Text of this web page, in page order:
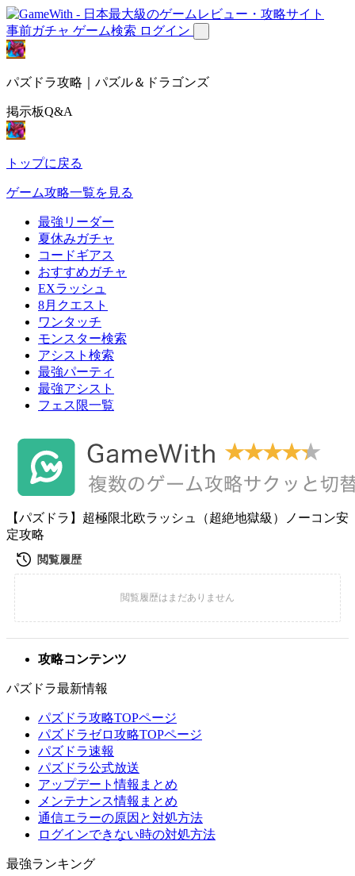
事前ガチャ ゲーム検索 ログイン
パズドラ攻略｜パズル＆ドラゴンズ
掲示板Q&A
トップに戻る
ゲーム攻略一覧を見る
最強リーダー
夏休みガチャ
コードギアス
おすすめガチャ
EXラッシュ
8月クエスト
ワンタッチ
モンスター検索
アシスト検索
最強パーティ
最強アシスト
フェス限一覧
【パズドラ】超極限北欧ラッシュ（超絶地獄級）ノーコン安
定攻略
攻略コンテンツ
パズドラ最新情報
パズドラ攻略TOPページ
パズドラゼロ攻略TOPページ
パズドラ速報
パズドラ公式放送
アップデート情報まとめ
メンテナンス情報まとめ
通信エラーの原因と対処方法
ログインできない時の対処方法
最強ランキング